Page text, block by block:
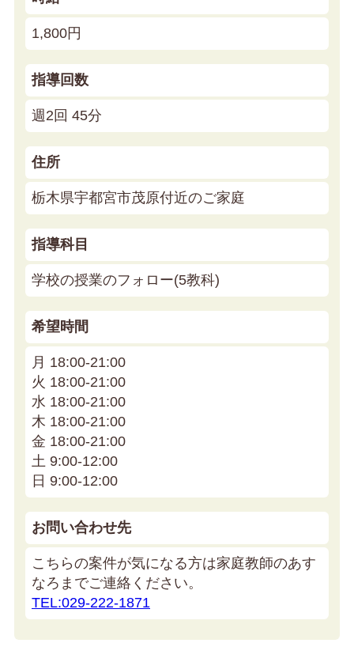
1,800円
指導回数
週2回 45分
住所
栃木県宇都宮市茂原付近のご家庭
指導科目
学校の授業のフォロー(5教科)
希望時間
月 18:00-21:00
火 18:00-21:00
水 18:00-21:00
木 18:00-21:00
金 18:00-21:00
土 9:00-12:00
日 9:00-12:00
お問い合わせ先
こちらの案件が気になる方は家庭教師のあす
なろまでご連絡ください。
TEL:029-222-1871